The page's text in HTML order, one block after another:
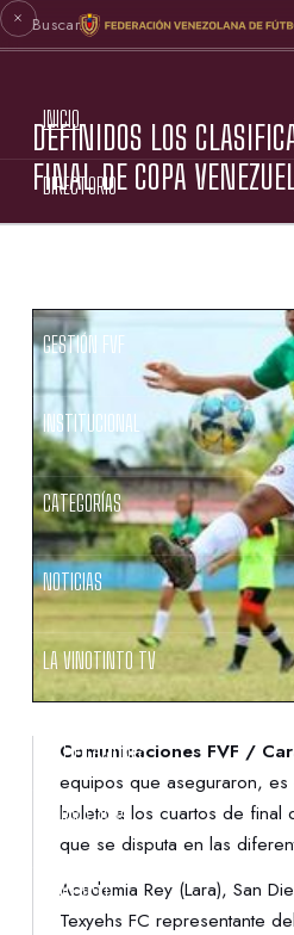
INICIO
DIRECTORIO
GESTIÓN FVF
INSTITUCIONAL
CATEGORÍAS
NOTICIAS
LA VINOTINTO TV
NOTIFICACIONES
NORMATIVAS
CONTACTO
DEFINIDOS LOS
FINAL DE COPA
Comunicaciones FVF /
equipos que aseguraron,
boleto a los cuartos de final
que se disputa en las
Academia Rey (Lara), San
Texyehs FC representante